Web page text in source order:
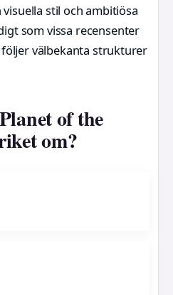
stil och ambitiösa
som vissa recensenter
välbekanta strukturer
of the
om?